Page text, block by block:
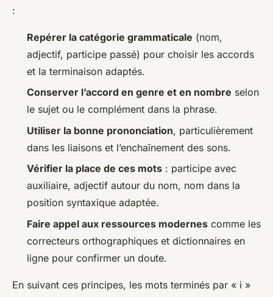
:
Repérer la catégorie grammaticale (nom,
adjectif, participe passé) pour choisir les accords
et la terminaison adaptés.
Conserver l’accord en genre et en nombre selon
le sujet ou le complément dans la phrase.
Utiliser la bonne prononciation, particulièrement
dans les liaisons et l’enchaînement des sons.
Vérifier la place de ces mots : participe avec
auxiliaire, adjectif autour du nom, nom dans la
position syntaxique adaptée.
Faire appel aux ressources modernes comme les
correcteurs orthographiques et dictionnaires en
ligne pour confirmer un doute.
En suivant ces principes, les mots terminés par « i »